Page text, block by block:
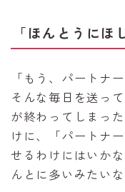
「ほんとうにほ
「もう、パートナ
そんな毎日を送っ
が終わってしまっ
けに、「パートナ
せるわけにはいか
んとに多いみたいな